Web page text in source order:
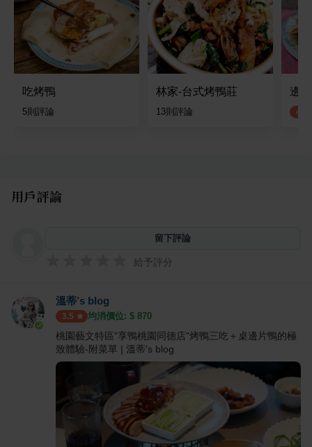
吃烤鴨
5則評論
林家-台式烤鴨莊
13則評論
邊
4.0
用戶評論
留下評論
給予評分
溫蒂’s blog
3.5 均消價位: $ 870
桃園藝文特區"享鴨桃園同德店"烤鴨三吃＋桌邊片鴨的極
致體驗-附菜單 | 溫蒂's blog